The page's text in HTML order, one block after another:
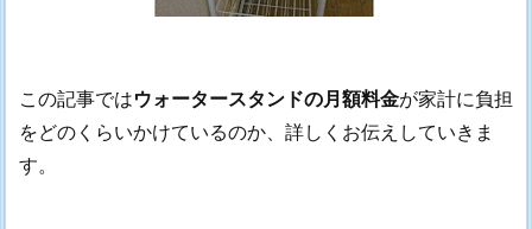
この記事ではウォータースタンドの月額料金が家計に負担
をどのくらいかけているのか、詳しくお伝えしていきま
す。